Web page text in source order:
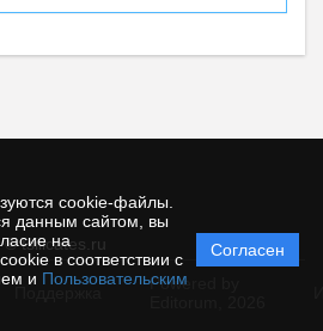
cookie-файлы.
данным сайтом, вы
на
в соответствии с
и Пользовательским
Согласен
© tsilicates.ru
Powered by